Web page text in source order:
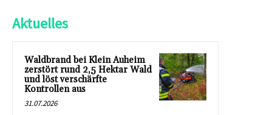
Aktuelles
Waldbrand bei Klein Auheim
zerstört rund 2,5 Hektar Wald
und löst verschärfte
Kontrollen aus
31.07.2026